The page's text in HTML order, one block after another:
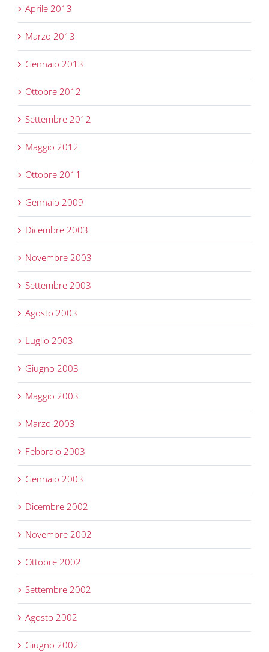
Aprile 2013
Marzo 2013
Gennaio 2013
Ottobre 2012
Settembre 2012
Maggio 2012
Ottobre 2011
Gennaio 2009
Dicembre 2003
Novembre 2003
Settembre 2003
Agosto 2003
Luglio 2003
Giugno 2003
Maggio 2003
Marzo 2003
Febbraio 2003
Gennaio 2003
Dicembre 2002
Novembre 2002
Ottobre 2002
Settembre 2002
Agosto 2002
Giugno 2002